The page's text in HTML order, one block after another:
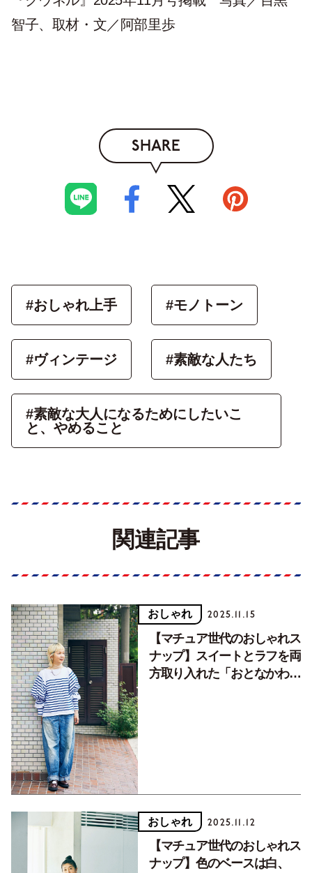
智子、取材・文／阿部里歩
SHARE
#おしゃれ上手 #モノトーン
#ヴィンテージ #素敵な人たち
#素敵な大人になるためにしたいこ
と、やめること
関連記事
おしゃれ 2025.11.15
【マチュア世代のおしゃれス
ナップ】スイートとラフを両
方取り入れた「おとなかわい
おしゃれ 2025.11.12
【マチュア世代のおしゃれス
ナップ】色のベースは白、